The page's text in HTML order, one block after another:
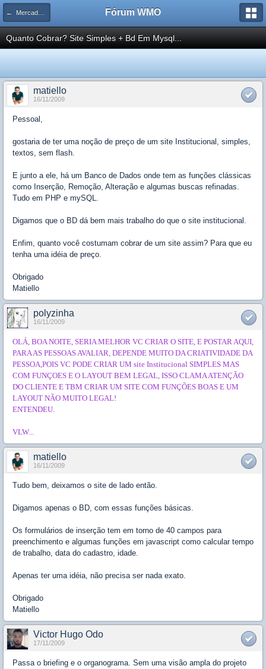
← Mercado de Trabalho Fórum WMO
Quanto Cobrar? Site Simples + Bd Em Mysql...
matiello
16/11/2009
Pessoal,
gostaria de ter uma noção de preço de um site Institucional, simples,
textos, sem flash.
E junto a ele, há um Banco de Dados onde tem as funções clássicas
como Inserção, Remoção, Alteração e algumas buscas refinadas.
Tudo em PHP e mySQL.
Digamos que o BD dá bem mais trabalho do que o site institucional.
Enfim, quanto você costumam cobrar de um site assim? Para que eu
tenha uma idéia de preço.
Obrigado
Matiello
polyzinha
16/11/2009
OLÁ, BOA NOITE, SERIA MELHOR VC CRIAR O SITE, E POSTAR AQUI,
PARA AS PESSOAS AVALIAR, DEPENDE MUITO DA CRIATIVIDADE DA
PESSOA,POIS VC PODE CRIAR UM site Institucional SIMPLES MAS
COM FUNÇOES E O LAYOUT BEM LEGAL, ISSO CLAMA ATENÇÃO
DO CLIENTE E TBM CRIAR UM SITE COM FUNÇÕES BOAS E UM
LAYOUT NÃO MUITO LEGAL!
ENTENDEU.
VLW...
matiello
16/11/2009
Tudo bem, deixamos o site de lado então.
Digamos apenas o BD, com essas funções básicas.
Os formulários de inserção tem em torno de 40 campos para
preenchimento e algumas funções em javascript como calcular tempo
de trabalho, data do cadastro, idade.
Apenas ter uma idéia, não precisa ser nada exato.
Obrigado
Matiello
Victor Hugo Odo
17/11/2009
Passa o briefing e o organograma. Sem uma visão ampla do projeto